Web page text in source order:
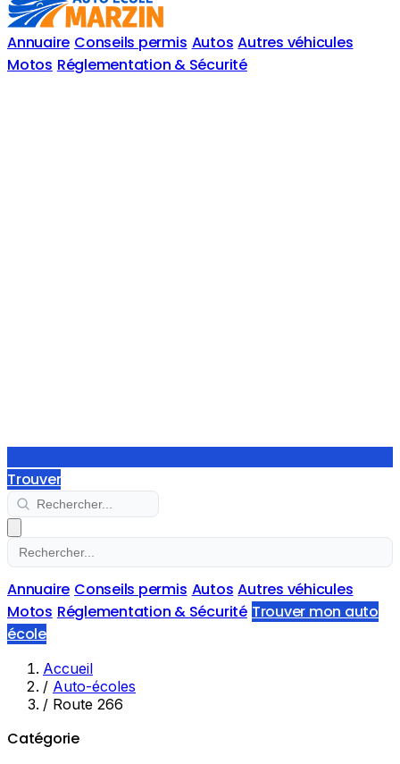
Annuaire Conseils permis Autos Autres véhicules
Motos Réglementation & Sécurité
Trouver
Annuaire Conseils permis Autos Autres véhicules
Motos Réglementation & Sécurité Trouver mon auto
école
Accueil
/ Auto-écoles
/ Route 266
Catégorie